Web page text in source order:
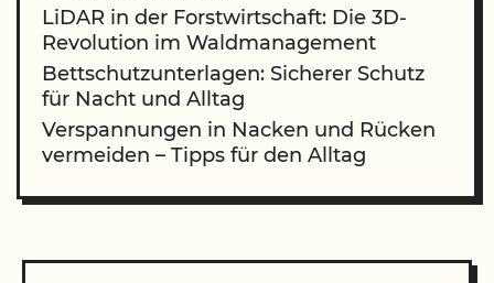
LiDAR in der Forstwirtschaft: Die 3D-
Revolution im Waldmanagement
Bettschutzunterlagen: Sicherer Schutz
für Nacht und Alltag
Verspannungen in Nacken und Rücken
vermeiden – Tipps für den Alltag